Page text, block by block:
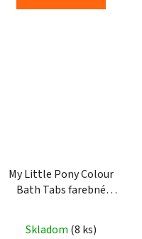
My Little Pony Colour
Bath Tabs farebné
9x16g
Skladom (8 ks)